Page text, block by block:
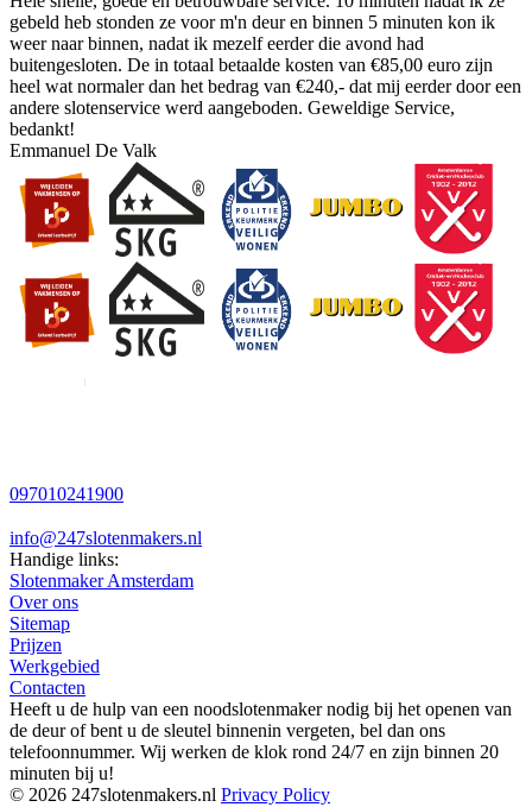
gebeld heb stonden ze voor m'n deur en binnen 5 minuten kon ik
weer naar binnen, nadat ik mezelf eerder die avond had
buitengesloten. De in totaal betaalde kosten van €85,00 euro zijn
heel wat normaler dan het bedrag van €240,- dat mij eerder door een
andere slotenservice werd aangeboden. Geweldige Service,
bedankt!
Emmanuel De Valk
097010241900
info@247slotenmakers.nl
Handige links:
Slotenmaker Amsterdam
Over ons
Sitemap
Prijzen
Werkgebied
Contacten
Heeft u de hulp van een noodslotenmaker nodig bij het openen van
de deur of bent u de sleutel binnenin vergeten, bel dan ons
telefoonnummer. Wij werken de klok rond 24/7 en zijn binnen 20
minuten bij u!
© 2026 247slotenmakers.nl Privacy Policy